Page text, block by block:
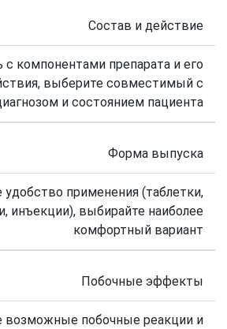
Состав и действие
с компонентами препарата и его
выберите совместимый с
и состоянием пациента
Форма выпуска
применения (таблетки,
инъекции), выбирайте наиболее
комфортный вариант
Побочные эффекты
возможные побочные реакции и